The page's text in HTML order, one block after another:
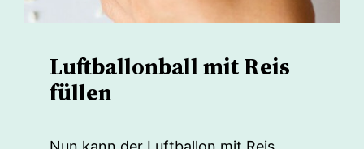
Luftballonball mit Reis
füllen